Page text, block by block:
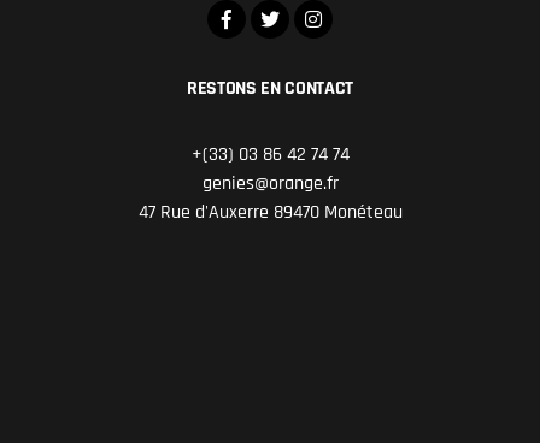
RESTONS EN CONTACT
+(33) 03 86 42 74 74
genies@orange.fr
47 Rue d'Auxerre 89470 Monéteau